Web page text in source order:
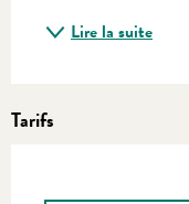
Lire la suite
Tarifs